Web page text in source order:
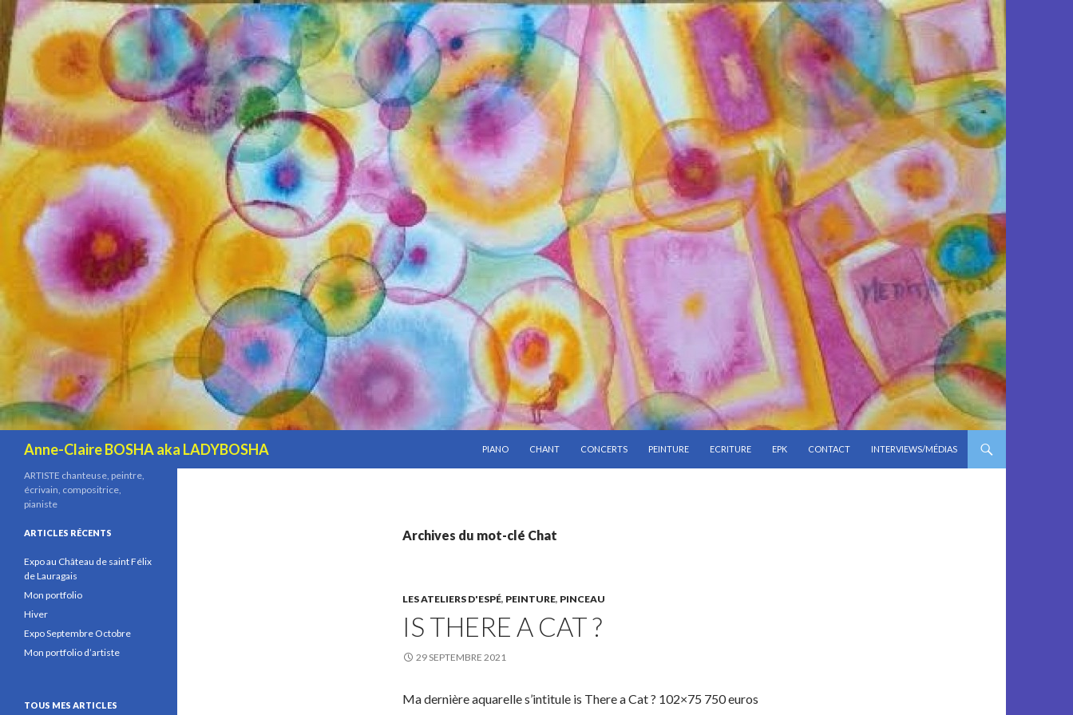
Anne-Claire BOSHA aka LADYBOSHA
PIANO
CHANT CONCERTS PEINTURE ECRITURE EPK CONTACT INTERVIEWS/MÉDIAS
Archives du mot-clé Chat
LES ATELIERS D'ESPÉ, PEINTURE, PINCEAU
IS THERE A CAT ?
29 SEPTEMBRE 2021
Ma dernière aquarelle s’intitule is There a Cat ? 102×75 750 euros
ARTISTE chanteuse, peintre,
écrivain, compositrice,
pianiste
ARTICLES RÉCENTS
Expo au Château de saint Félix
de Lauragais
Mon portfolio
Hiver
Expo Septembre Octobre
Mon portfolio d’artiste
TOUS MES ARTICLES